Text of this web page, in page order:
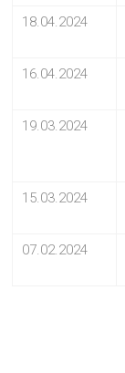
18.04.2024
16.04.2024
19.03.2024
15.03.2024
07.02.2024